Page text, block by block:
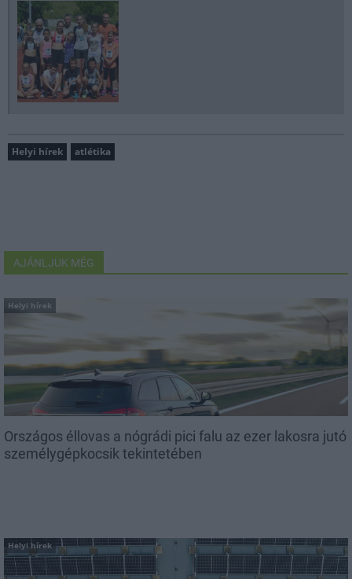
Helyi hírek atlétika
AJÁNLJUK MÉG
Helyi hírek
Országos éllovas a nógrádi pici falu az ezer lakosra jutó
személygépkocsik tekintetében
Helyi hírek